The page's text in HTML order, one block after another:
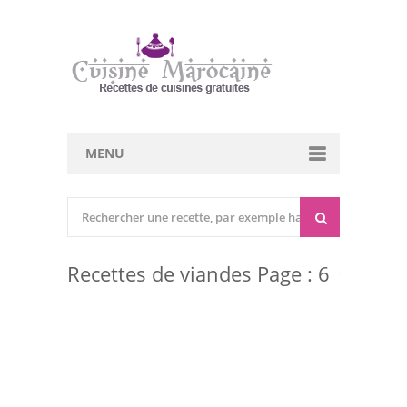
MENU
Entrées Froides
Recettes de viandes Page : 6